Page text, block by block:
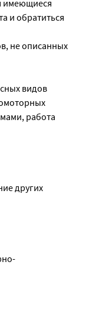
имеющиеся
и обратиться
не описанных
видов
работа
других